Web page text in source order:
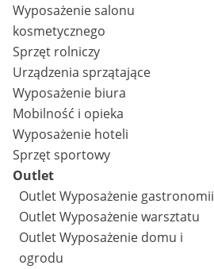
Wyposażenie salonu
kosmetycznego
Sprzęt rolniczy
Urządzenia sprzątające
Wyposażenie biura
Mobilność i opieka
Wyposażenie hoteli
Sprzęt sportowy
Outlet
Outlet Wyposażenie gastronomii
Outlet Wyposażenie warsztatu
Outlet Wyposażenie domu i
ogrodu